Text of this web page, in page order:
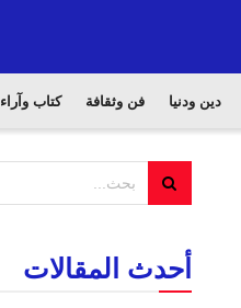
دين ودنيا فن وثقافة كتاب وآراء
أحدث المقالات